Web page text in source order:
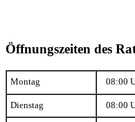
Öffnungszeiten des
Montag 08:00
Dienstag 08:00